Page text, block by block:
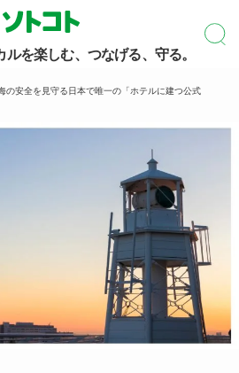
ルを楽しむ、つなげる、守る。
の安全を見守る日本で唯一の「ホテルに建つ公式